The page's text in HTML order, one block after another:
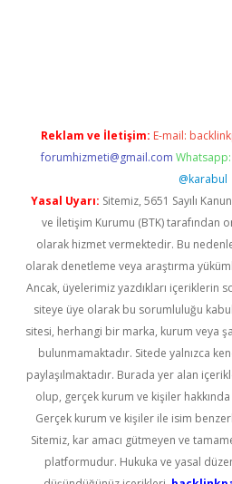
Reklam ve İletişim: E-mail:
forumhizmeti@gmail.com
@karabul
Yasal Uyarı: Sitemiz, 5651 Sayılı
ve İletişim Kurumu (BTK) tarafından
olarak hizmet vermektedir. Bu
olarak denetleme veya araştırma
Ancak, üyelerimiz yazdıkları içeriklerin
siteye üye olarak bu sorumluluğu
sitesi, herhangi bir marka, kurum veya
bulunmamaktadır. Sitede yalnızca
paylaşılmaktadır. Burada yer alan
olup, gerçek kurum ve kişiler
Gerçek kurum ve kişiler ile isim
Sitemiz, kar amacı gütmeyen ve
platformudur. Hukuka ve yasal